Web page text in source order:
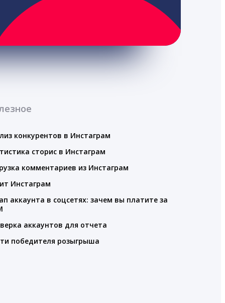
конкурентов в Инстаграм
сторис в Инстаграм
комментариев из Инстаграм
Инстаграм
аккаунта в соцсетях: зачем вы платите за
аккаунтов для отчета
победителя розыгрыша